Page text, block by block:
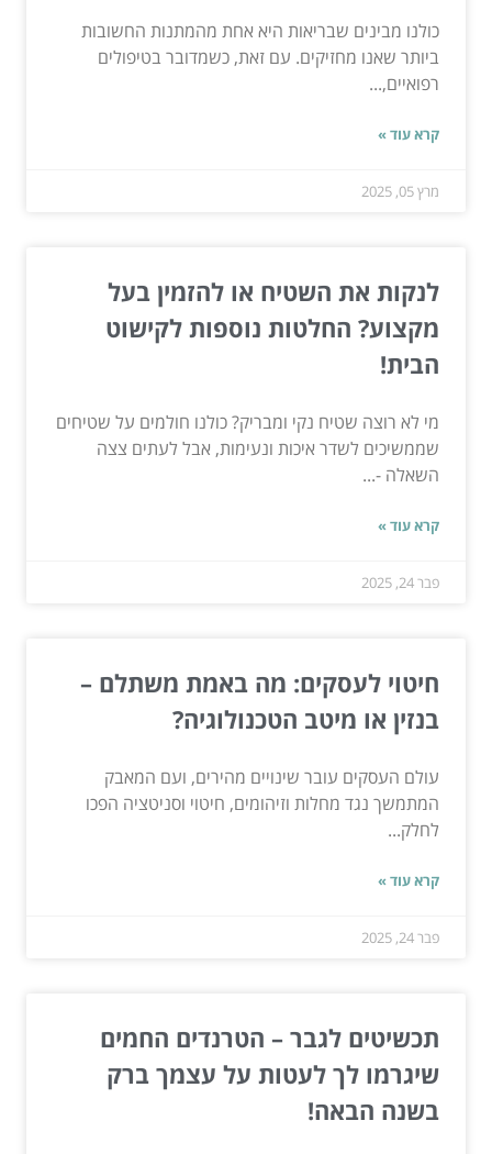
כולנו מבינים שבריאות היא אחת מהמתנות החשובות
ביותר שאנו מחזיקים. עם זאת, כשמדובר בטיפולים
רפואיים,...
קרא עוד »
מרץ 05, 2025
לנקות את השטיח או להזמין בעל
מקצוע? החלטות נוספות לקישוט
הבית!
מי לא רוצה שטיח נקי ומבריק? כולנו חולמים על שטיחים
שממשיכים לשדר איכות ונעימות, אבל לעתים צצה
השאלה -...
קרא עוד »
פבר 24, 2025
חיטוי לעסקים: מה באמת משתלם –
בנזין או מיטב הטכנולוגיה?
עולם העסקים עובר שינויים מהירים, ועם המאבק
המתמשך נגד מחלות וזיהומים, חיטוי וסניטציה הפכו
לחלק...
קרא עוד »
פבר 24, 2025
תכשיטים לגבר – הטרנדים החמים
שיגרמו לך לעטות על עצמך ברק
בשנה הבאה!